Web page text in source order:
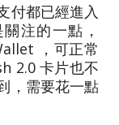
付都已經進入
注的一點，
，可正常
2.0 卡片也不
，需要花一點